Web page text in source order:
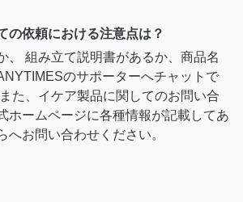
の依頼における注意点は？
、 組み立て説明書があるか、商品名
のサポーターへチャットで
た、イケア製品に関してのお問い合
ホームページに各種情報が記載してあ
へお問い合わせください。